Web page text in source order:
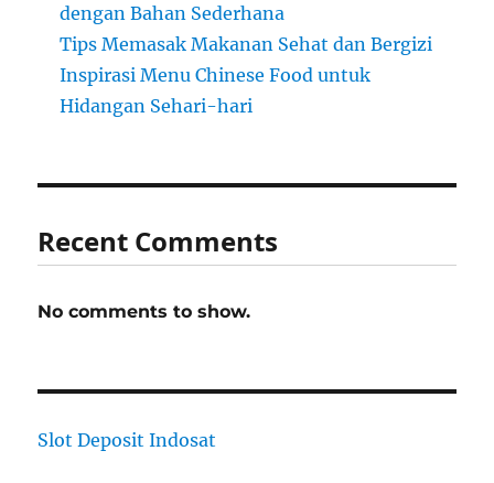
dengan Bahan Sederhana
Tips Memasak Makanan Sehat dan Bergizi
Inspirasi Menu Chinese Food untuk
Hidangan Sehari-hari
Recent Comments
No comments to show.
Slot Deposit Indosat